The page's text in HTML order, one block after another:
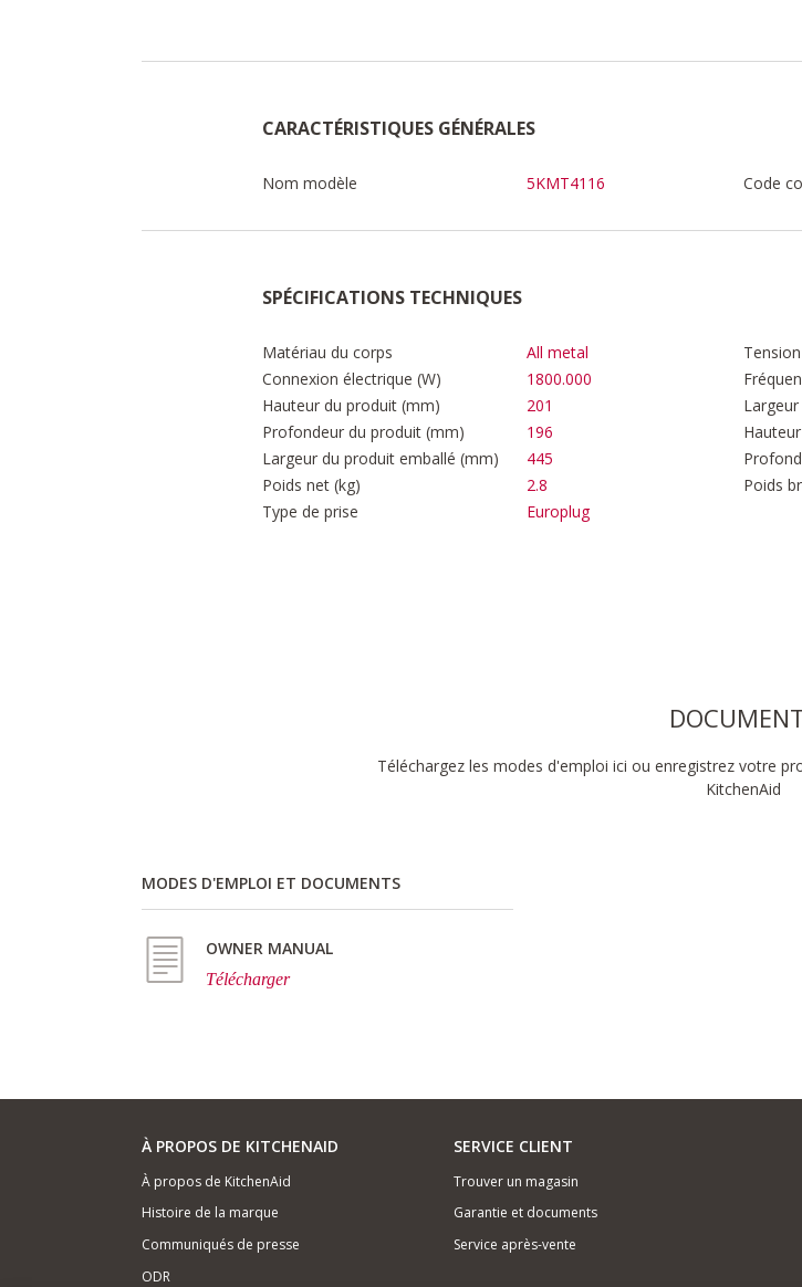
CARACTÉRISTIQUES GÉNÉRALES
Nom modèle 5KMT4116 Code
SPÉCIFICATIONS TECHNIQUES
Matériau du corps All metal
Connexion électrique (W)
1800.000
Hauteur du produit (mm)
201
Profondeur du produit (mm)
196
Largeur du produit emballé (mm)
445
Poids net (kg)
2.8 Poids
Type de prise
Europlug
Téléchargez les modes d'emploi ici ou enregistrez votre
KitchenAid
MODES D'EMPLOI ET DOCUMENTS
OWNER MANUAL
Télécharger
À PROPOS DE KITCHENAID
À propos de KitchenAid
Histoire de la marque
Communiqués de presse
ODR
SERVICE CLIENT
Trouver un magasin
Garantie et documents
Service après-vente